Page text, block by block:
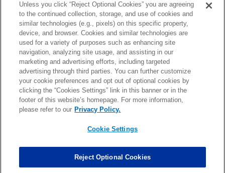
画像
順位表
About NFL
More NFL 特集
TOP お問い合わせ FAQ
PHOTO BY AP Images / PHOTO BY Getty Images
Unless you click “Reject Optional Cookies” you are agreeing
to the continued collection, storage, and use of cookies and
similar technologies (e.g., pixels) on this specific property,
device, and browser. Cookies and similar technologies are
used for a variety of purposes such as enhancing site
navigation, analyzing site usage, and assisting in our
marketing and advertising efforts, including targeted
advertising through third parties. You can further customize
your cookie preferences and opt out of optional cookies by
clicking the “Cookies Settings” link in this banner or in the
footer of this website’s homepage. For more information,
please refer to our Privacy Policy.
Cookie Settings
Reject Optional Cookies